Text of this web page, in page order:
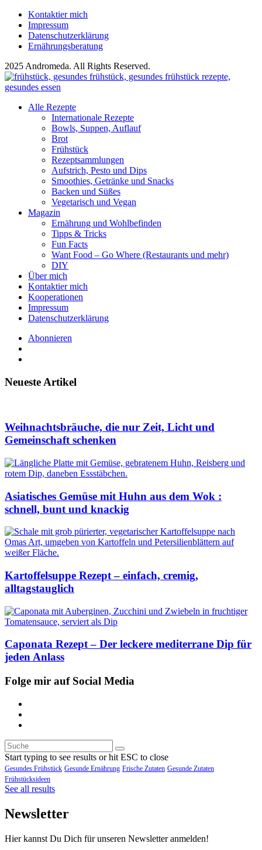
Kontaktier mich
Impressum
Datenschutzerklärung
Ernährungsberatung
2025 Andromeda. All Rights Reserved.
Alle Rezepte
Internationale Rezepte
Bowls, Suppen, Auflauf
Brot
Frühstück
Rezeptsammlungen
Aufstrich, Pesto und Dips
Smoothies, Getränke und Snacks
Backen und Süßes
Vegetarisch und Vegan
Magazin
Ernährung und Wohlbefinden
Tipps & Tricks
Fun Facts
Want Food – Go Where (Restaurants und mehr)
DIY
Über mich
Kontaktier mich
Kooperationen
Impressum
Datenschutzerklärung
Abonnieren
Neueste Artikel
Weihnachtsbräuche, die nur Zeit, Licht und
Gemeinschaft schenken
Asiatisches Gemüse mit Huhn aus dem Wok :
schnell, bunt und knackig
Kartoffelsuppe Rezept – einfach, cremig,
alltagstauglich
Caponata Rezept – Der leckere mediterrane Dip für
jeden Anlass
Folge mir auf Social Media
Start typing to see results or hit ESC to close
Gesundes Frühstück Gesunde Ernährung Frische Zutaten Gesunde Zutaten
Frühstücksideen
See all results
Newsletter
Hier kannst Du Dich für unseren Newsletter anmelden!